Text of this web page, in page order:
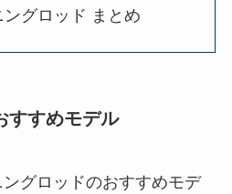
ランスも大切です。3000
ます。